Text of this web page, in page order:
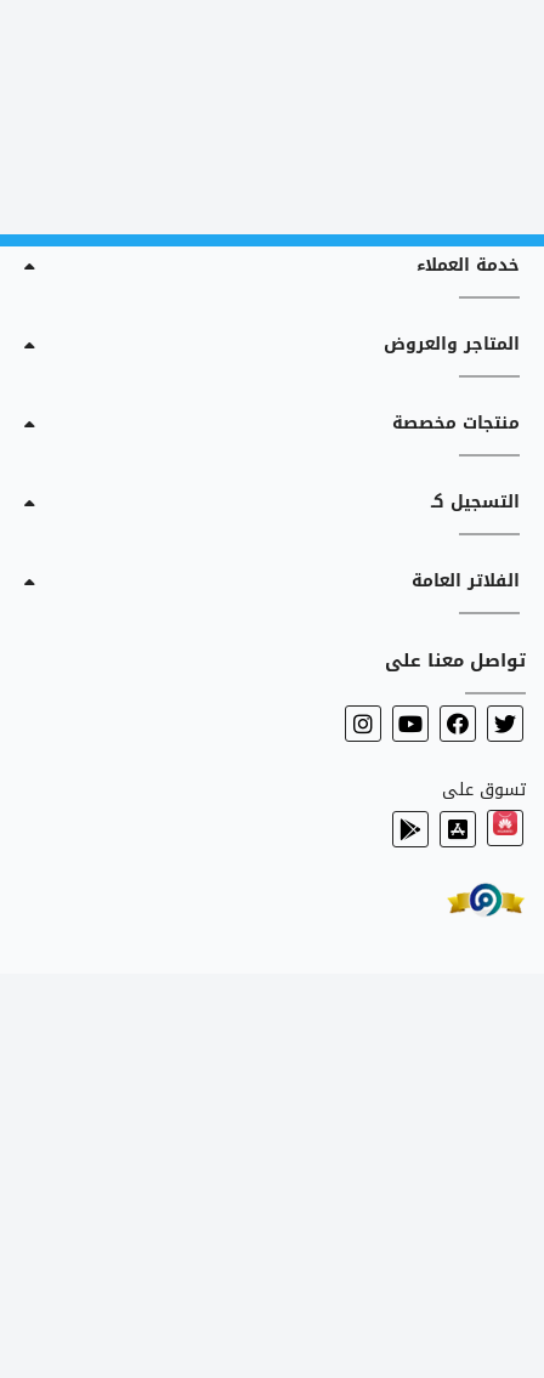
خدمة العملاء
المتاجر والعروض
منتجات مخصصة
التسجيل كـ
الفلاتر العامة
تواصل معنا على
تسوق على